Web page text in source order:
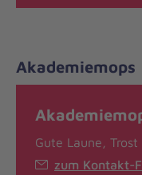
Akademiemops
Gute Laune,
zum Kontakt-